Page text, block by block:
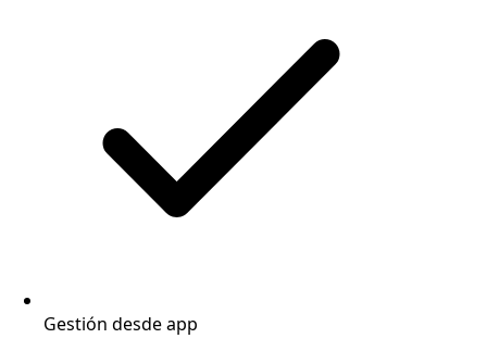
Gestión desde app